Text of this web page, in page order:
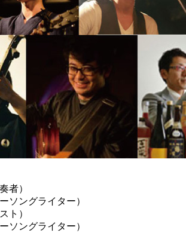
者）
ソングライター）
ト）
ソングライター）